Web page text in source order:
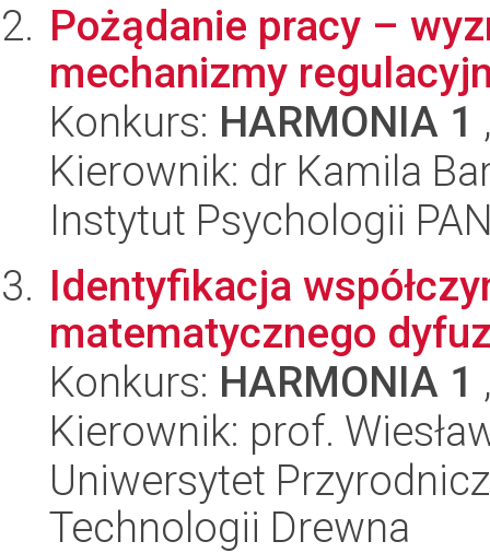
Pożądanie pracy –
mechanizmy
Konkurs: HARMONIA 1
Kierownik: dr Kamila
Instytut Psychologii
Identyfikacja
matematycznego
Konkurs: HARMONIA 1
Kierownik: prof.
Uniwersytet
Technologii Drewna